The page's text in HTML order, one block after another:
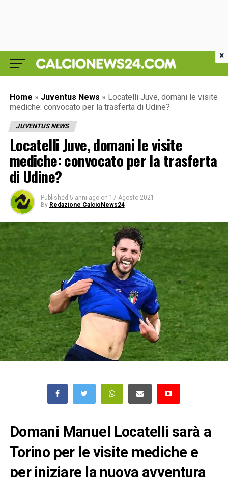
Home » Juventus News » Locatelli Juve, domani le visite
mediche: convocato per la trasferta di Udine?
JUVENTUS NEWS
Locatelli Juve, domani le visite
mediche: convocato per la trasferta
di Udine?
Published 5 anni ago on 17 Agosto 2021
By Redazione CalcioNews24
Domani Manuel Locatelli sarà a
Torino per le visite mediche e
per iniziare la nuova avventura
×